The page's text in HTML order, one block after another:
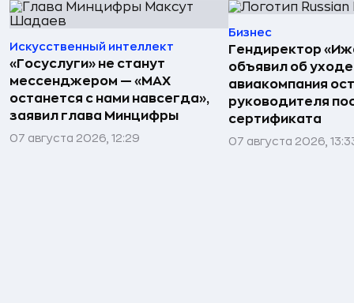
Искусственный интеллект
«Госуслуги» не станут
мессенджером — «MAX
останется с нами навсегда»,
заявил глава Минцифры
07 августа 2026, 12:29
Бизнес
Гендиректор
объявил об
авиакомпания
руководителя
сертификата
07 августа 2026,